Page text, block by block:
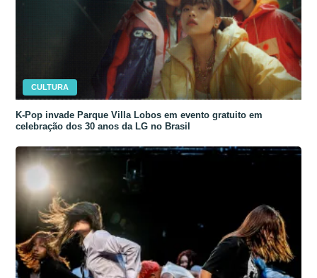
CULTURA
K-Pop invade Parque Villa Lobos em evento gratuito em
celebração dos 30 anos da LG no Brasil